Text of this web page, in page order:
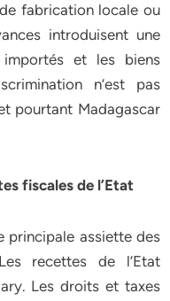
fabrication locale ou
introduisent une
et les biens
n’est pas
pourtant Madagascar
fiscales de l’Etat
principale assiette des
recettes de l’Etat
Les droits et taxes